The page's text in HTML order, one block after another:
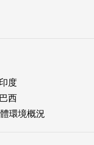
選擇擠往新興市場
利，但現有的競爭業
訊產品的購買動機。
東協新興五國消費者
一台以上的電腦產
度
西
環境概況